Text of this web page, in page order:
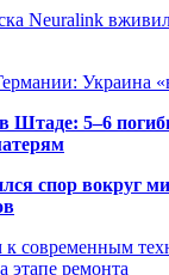
Neuralink
Украина
Штаде: 5–6
спор вокруг
современным
этапе ремонта